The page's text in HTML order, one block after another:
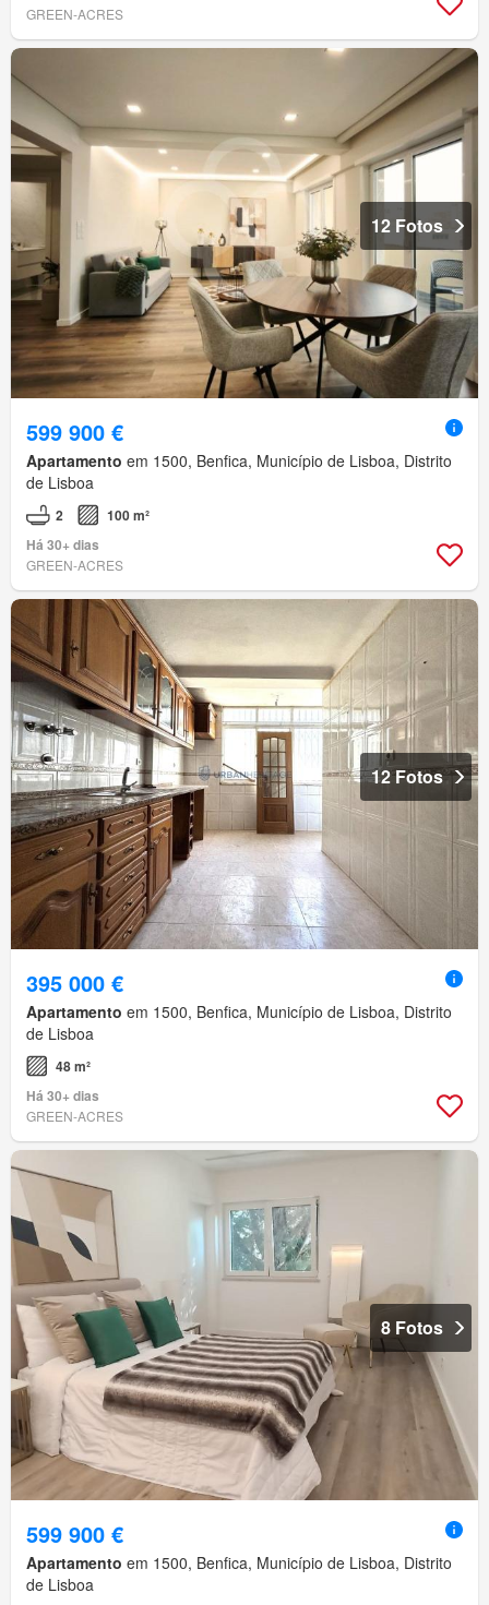
GREEN-ACRES
12 Fotos
599 900 €
Apartamento em 1500, Benfica, Município de Lisboa, Distrito
de Lisboa
2
100 m²
Há 30+ dias
GREEN-ACRES
12 Fotos
395 000 €
Apartamento em 1500, Benfica, Município de Lisboa, Distrito
de Lisboa
48 m²
Há 30+ dias
GREEN-ACRES
8 Fotos
599 900 €
Apartamento em 1500, Benfica, Município de Lisboa, Distrito
de Lisboa